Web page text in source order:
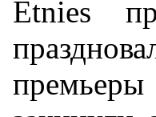
Etnies